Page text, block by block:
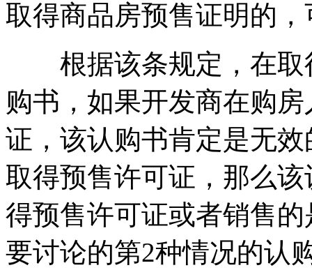
取得商品房预售证明的
根据该条规定，在取
购书，如果开发商在购
证，该认购书肯定是无
取得预售许可证，那么
得预售许可证或者销售
要讨论的第2种情况的认